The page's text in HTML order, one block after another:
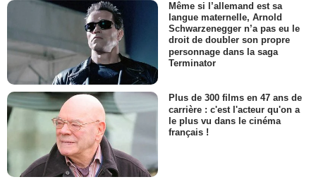
Même si l’allemand est sa
langue maternelle, Arnold
Schwarzenegger n’a pas eu le
droit de doubler son propre
personnage dans la saga
Terminator
Plus de 300 films en 47 ans de
carrière : c'est l'acteur qu'on a
le plus vu dans le cinéma
français !